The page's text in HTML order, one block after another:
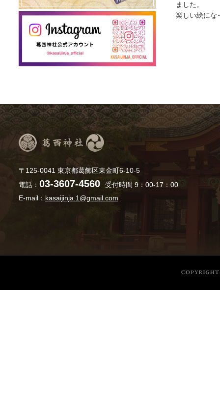
ました。
楽しい絵にな
〒125-0041 東京都葛飾区東金町6-10-5
電話： 03-3607-4560
受付時間 9：00-17：00
E-mail： kasaijinja.1@gmail.com